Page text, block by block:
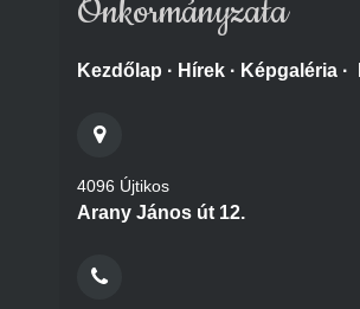
Önkormányzata
Kezdőlap · Hírek · Képgaléria ·
4096 Újtikos
Arany János út 12.